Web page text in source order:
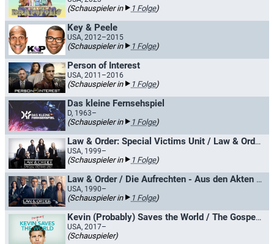
(Schauspieler in 1 Folge)
Key & Peele
USA, 2012–2015
(Schauspieler in 1 Folge)
Person of Interest
USA, 2011–2016
(Schauspieler in 1 Folge)
Das kleine Fernsehspiel
D, 1963–
(Schauspieler in 1 Folge)
Law & Order: Special Victims Unit / Law & Order: New York
USA, 1999–
(Schauspieler in 1 Folge)
Law & Order / Die Aufrechten - Aus den Akten der Straße
USA, 1990–
(Schauspieler in 1 Folge)
Kevin (Probably) Saves the World / The Gospel of Kevin
USA, 2017–
(Schauspieler)